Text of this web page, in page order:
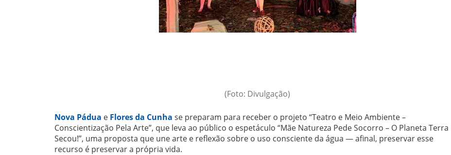
(Foto: Divulgação)
Nova Pádua e Flores da Cunha se preparam para receber o projeto “Teatro e Meio Ambiente –
Conscientização Pela Arte”, que leva ao público o espetáculo “Mãe Natureza Pede Socorro – O Planeta Terra
Secou!”, uma proposta que une arte e reflexão sobre o uso consciente da água — afinal, preservar esse
recurso é preservar a própria vida.